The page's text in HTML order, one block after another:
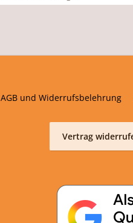
AGB und Widerrufsbelehrung
Vertrag